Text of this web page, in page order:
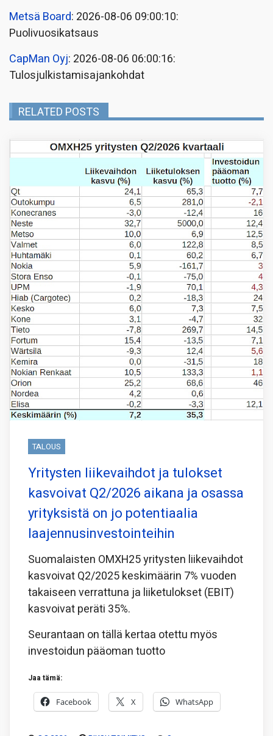
Metsä Board: 2026-08-06 09:00:10:
Puolivuosikatsaus
CapMan Oyj: 2026-08-06 06:00:16:
Tulosjulkistamisajankohdat
RELATED POSTS
TALOUS
Yritysten liikevaihdot ja tulokset
kasvoivat Q2/2026 aikana ja osassa
yrityksistä on jo potentiaalia
laajennusinvestointeihin
Suomalaisten OMXH25 yritysten liikevaihdot
kasvoivat Q2/2025 keskimäärin 7% vuoden
takaiseen verrattuna ja liiketulokset (EBIT)
kasvoivat peräti 35%.
Seurantaan on tällä kertaa otettu myös
investoidun pääoman tuotto
Jaa tämä:
Facebook X WhatsApp